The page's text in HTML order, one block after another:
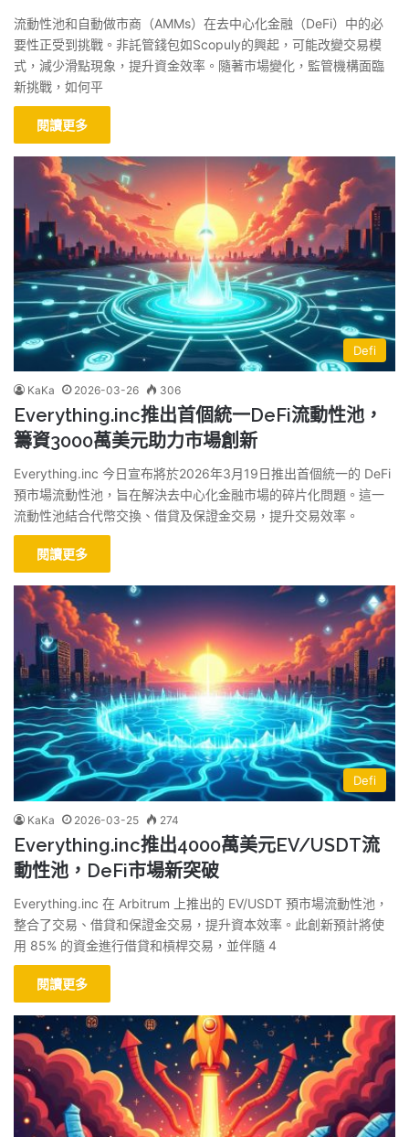
流動性池和自動做市商（AMMs）在去中心化金融（DeFi）中的必
要性正受到挑戰。非託管錢包如Scopuly的興起，可能改變交易模
式，減少滑點現象，提升資金效率。隨著市場變化，監管機構面臨
新挑戰，如何平
閱讀更多
Defi
KaKa 2026-03-26 306
Everything.inc推出首個統一DeFi流動性池，
籌資3000萬美元助力市場創新
Everything.inc 今日宣布將於2026年3月19日推出首個統一的 DeFi
預市場流動性池，旨在解決去中心化金融市場的碎片化問題。這一
流動性池結合代幣交換、借貸及保證金交易，提升交易效率。
閱讀更多
Defi
KaKa 2026-03-25 274
Everything.inc推出4000萬美元EV/USDT流
動性池，DeFi市場新突破
Everything.inc 在 Arbitrum 上推出的 EV/USDT 預市場流動性池，
整合了交易、借貸和保證金交易，提升資本效率。此創新預計將使
用 85% 的資金進行借貸和槓桿交易，並伴隨 4
閱讀更多